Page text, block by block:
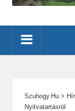
Szuhogy.hu >
Nyitvatartásról